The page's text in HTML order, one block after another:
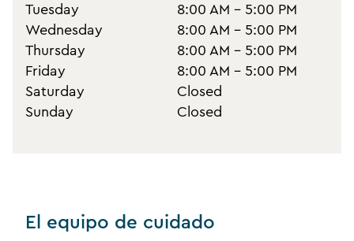
Tuesday
Wednesday
Thursday
Friday
Saturday
Sunday
8:00 AM - 5:00 PM
8:00 AM - 5:00 PM
8:00 AM - 5:00 PM
8:00 AM - 5:00 PM
Closed
Closed
El equipo de cuidado